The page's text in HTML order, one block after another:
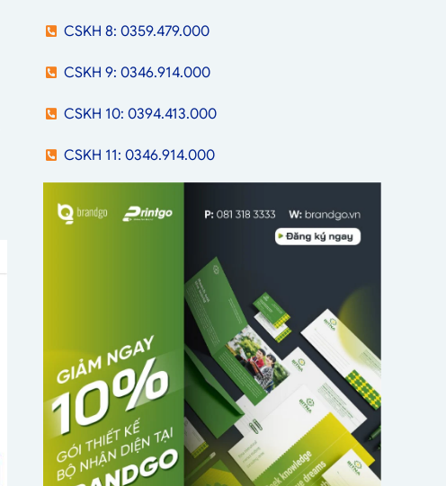
CSKH 8: 0359.479.000
CSKH 9: 0346.914.000
CSKH 10: 0394.413.000
CSKH 11: 0346.914.000